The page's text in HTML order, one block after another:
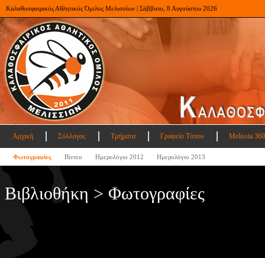
Καλαθοσφαιρικός Αθλητικός Όμιλος Μελισσίων | Σάββατο, 8 Αυγούστου 2026
Αρχική Σύλλογος Τμήματα Γραφείο Τύπου Melissia
Φωτογραφίες Βίντεο Ημερολόγιο 2012 Ημερολόγιο 2013
Βιβλιοθήκη > Φωτογραφίες